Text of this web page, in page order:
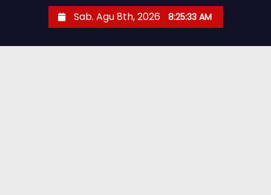
Sab. Agu 8th, 2026 8:25:35 AM